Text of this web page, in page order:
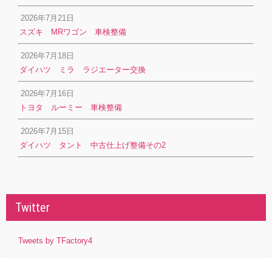
2026年7月21日
スズキ MRワゴン 車検整備
2026年7月18日
ダイハツ ミラ ラジエーター交換
2026年7月16日
トヨタ ルーミー 車検整備
2026年7月15日
ダイハツ タント 中古仕上げ整備その2
Twitter
Tweets by TFactory4